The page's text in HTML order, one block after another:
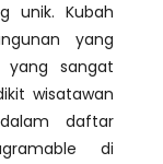
unik. Kubah
yang
sangat
wisatawan
daftar
di